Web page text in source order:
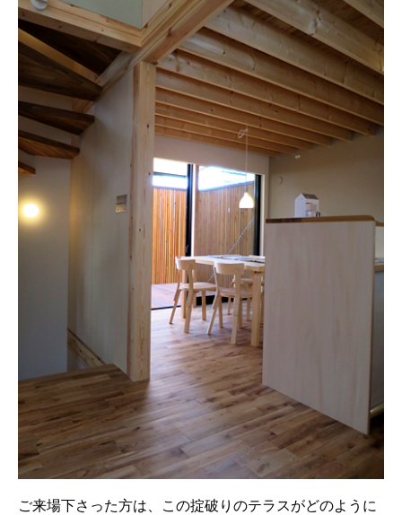
ご来場下さった方は、この掟破りのテラスがどのように